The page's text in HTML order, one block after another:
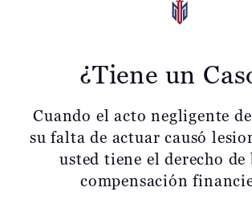
Cuando el acto negligente
su falta de actuar causó
usted tiene el derecho de
compensación